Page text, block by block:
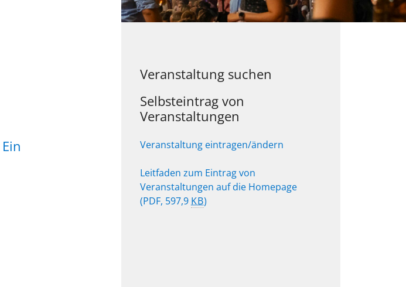
Veranstaltung suchen
Selbsteintrag von
Veranstaltungen
Veranstaltung eintragen/ändern
Leitfaden zum Eintrag von
Veranstaltungen auf die Homepage
(PDF, 597,9 KB)